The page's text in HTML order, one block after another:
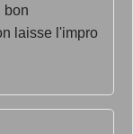
bon
laisse l'impro